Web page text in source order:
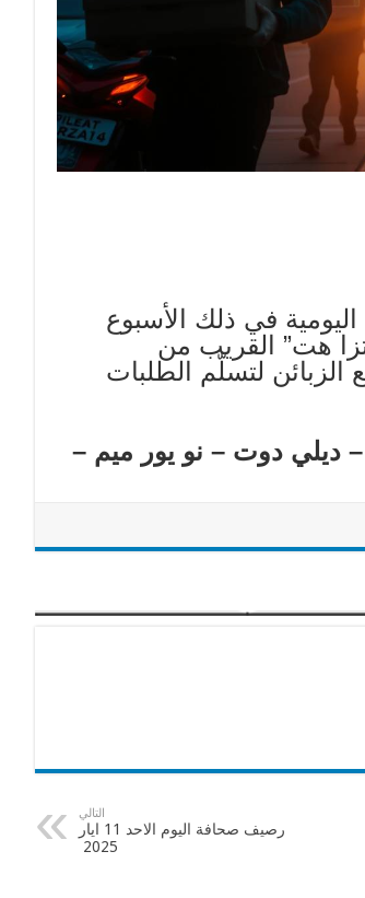
في ذلك الأسبوع
700 دولار. أما “بيتزا هت” القريب من
لتسلّم الطلبات
ديلي دوت – نو يور ميم –
التالي
رصيف صحافة اليوم الاحد 11 ايار
2025